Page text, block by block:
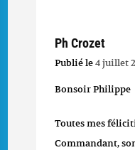
Ph Crozet
Publié le4 juillet
Bonsoir Philippe
Toutes mes
Commandant,